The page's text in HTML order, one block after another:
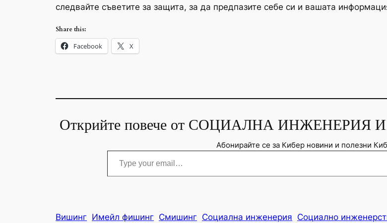
следвайте съветите за защита, за да предпазите себе си и вашата
Share this:
Facebook X
Открийте повече от СОЦИАЛНА ИНЖЕНЕРИЯ
Абонирайте се за Кибер новини и полезни
Type your email…
Вишинг Имейл фишинг Смишинг Социална инженерия Социално